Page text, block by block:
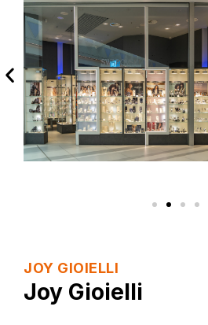
JOY GIOIELLI
Joy Gioielli